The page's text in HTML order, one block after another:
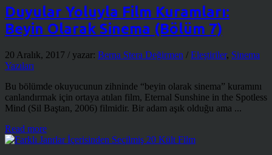
Duyular Yoluyla Film Kuramları:
Beyin Olarak Sinema (Bölüm 7)
20 Aralık, 2017 / yazar: Berna Stera Değirmen / Eleştiriler, Sinema
Yazıları
Bu bölümde okuyucunun zihninde “beyin olarak sinema” kuramını
canlandırmak için ortaya atılan film, Eternal Sunshine in the Spotless
Mind (Sil Baştan, 2006) filmidir. Bir adam aşık olduğu ama ...
Read more